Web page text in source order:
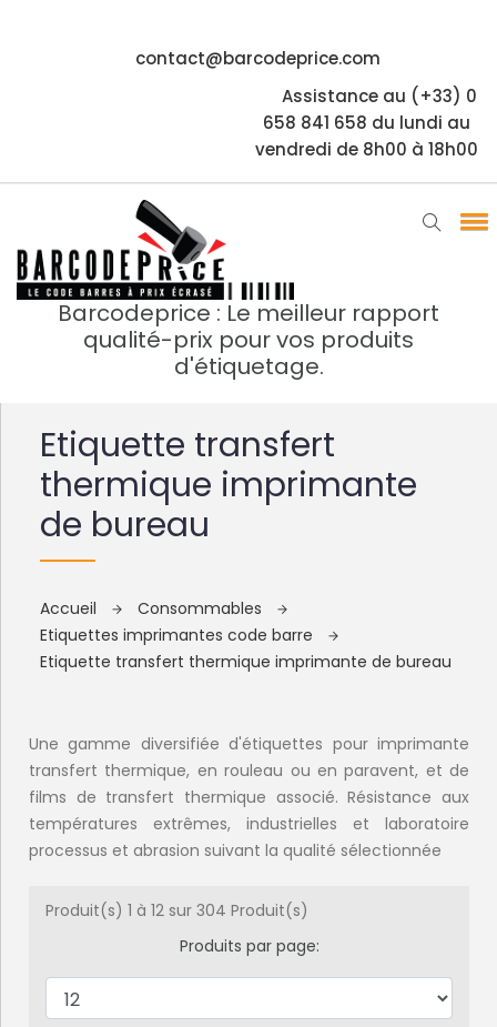
contact@barcodeprice.com
Assistance au (+33) 0
658 841 658 du lundi au
vendredi de 8h00 à 18h00
Barcodeprice : Le meilleur rapport
qualité-prix pour vos produits
d'étiquetage.
Etiquette transfert
thermique imprimante
de bureau
Accueil
Consommables
Etiquettes imprimantes code barre
Etiquette transfert thermique imprimante de bureau
Une gamme diversifiée d'étiquettes pour imprimante
transfert thermique, en rouleau ou en paravent, et de
films de transfert thermique associé. Résistance aux
températures extrêmes, industrielles et laboratoire
processus et abrasion suivant la qualité sélectionnée
Produit(s) 1 à 12 sur 304 Produit(s)
Produits par page: